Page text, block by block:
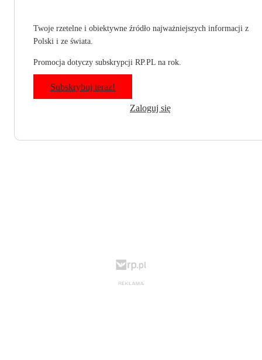
Twoje rzetelne i obiektywne źródło najważniejszych informacji z
Polski i ze świata.
Promocja dotyczy subskrypcji RP.PL na rok.
Subskrybuj teraz!
Zaloguj się